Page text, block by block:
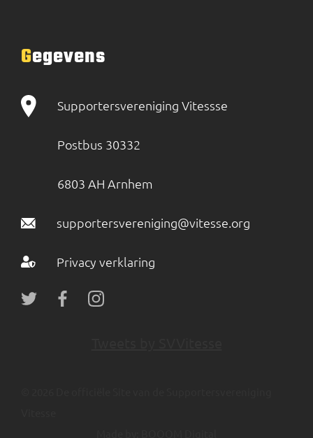
Gegevens
Supportersvereniging Vitessse
Postbus 30332
6803 AH Arnhem
supportersvereniging@vitesse.org
Privacy verklaring